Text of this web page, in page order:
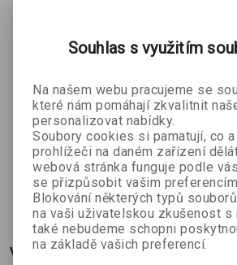
Jak se
nespálit
podruhé
František
Hroník
336 Kč 480 Kč
Více o knize
Souhlas s využitím
Na našem webu pracujeme se
které nám pomáhají zkvalitnit
personalizovat nabídky.
Soubory cookies si pamatují, co
prohlížeči na daném zařízení
webová stránka funguje podle
se přizpůsobit vašim preferencím.
Blokování některých typů
na vaši uživatelskou zkušenost s
také nebudeme schopni
na základě vašich preferencí.